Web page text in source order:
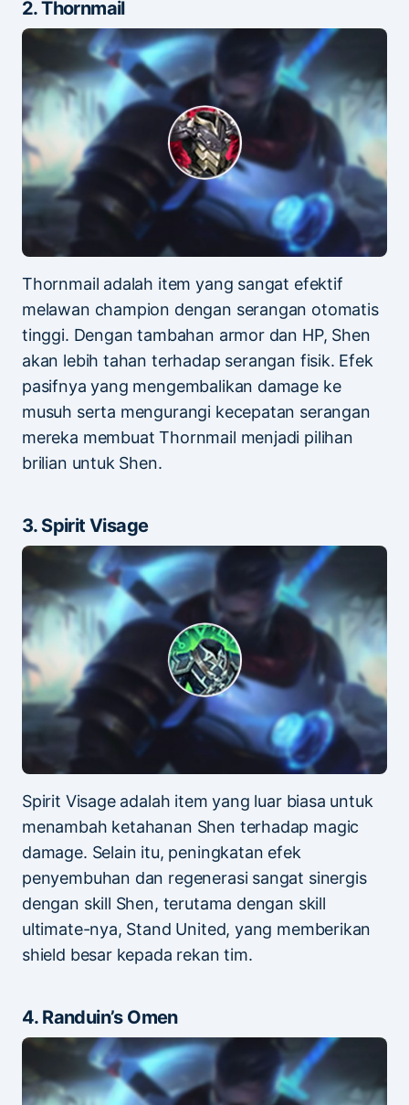
2. Thornmail
Thornmail adalah item yang sangat efektif
melawan champion dengan serangan otomatis
tinggi. Dengan tambahan armor dan HP, Shen
akan lebih tahan terhadap serangan fisik. Efek
pasifnya yang mengembalikan damage ke
musuh serta mengurangi kecepatan serangan
mereka membuat Thornmail menjadi pilihan
brilian untuk Shen.
3. Spirit Visage
Spirit Visage adalah item yang luar biasa untuk
menambah ketahanan Shen terhadap magic
damage. Selain itu, peningkatan efek
penyembuhan dan regenerasi sangat sinergis
dengan skill Shen, terutama dengan skill
ultimate-nya, Stand United, yang memberikan
shield besar kepada rekan tim.
4. Randuin’s Omen